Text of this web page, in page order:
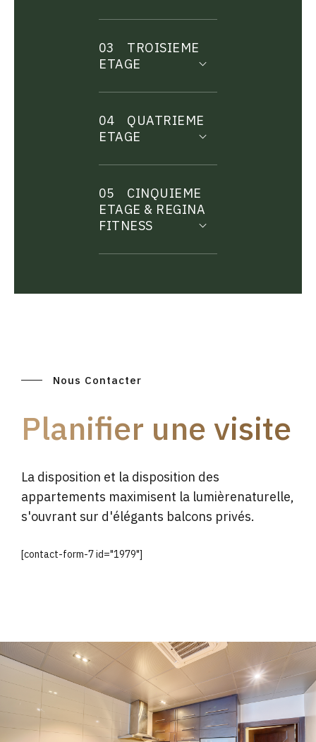
03
TROISIEME
ETAGE
04
QUATRIEME
ETAGE
05
CINQUIEME
ETAGE & REGINA
FITNESS
Nous Contacter
Planifier une visite
La disposition et la disposition des
appartements maximisent la lumièrenaturelle,
s'ouvrant sur d'élégants balcons privés.
[contact-form-7 id="1979"]